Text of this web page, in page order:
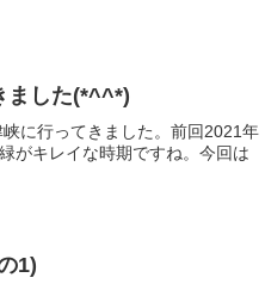
ました(*^^*)
に行ってきました。前回2021年
がキレイな時期ですね。今回は
1)